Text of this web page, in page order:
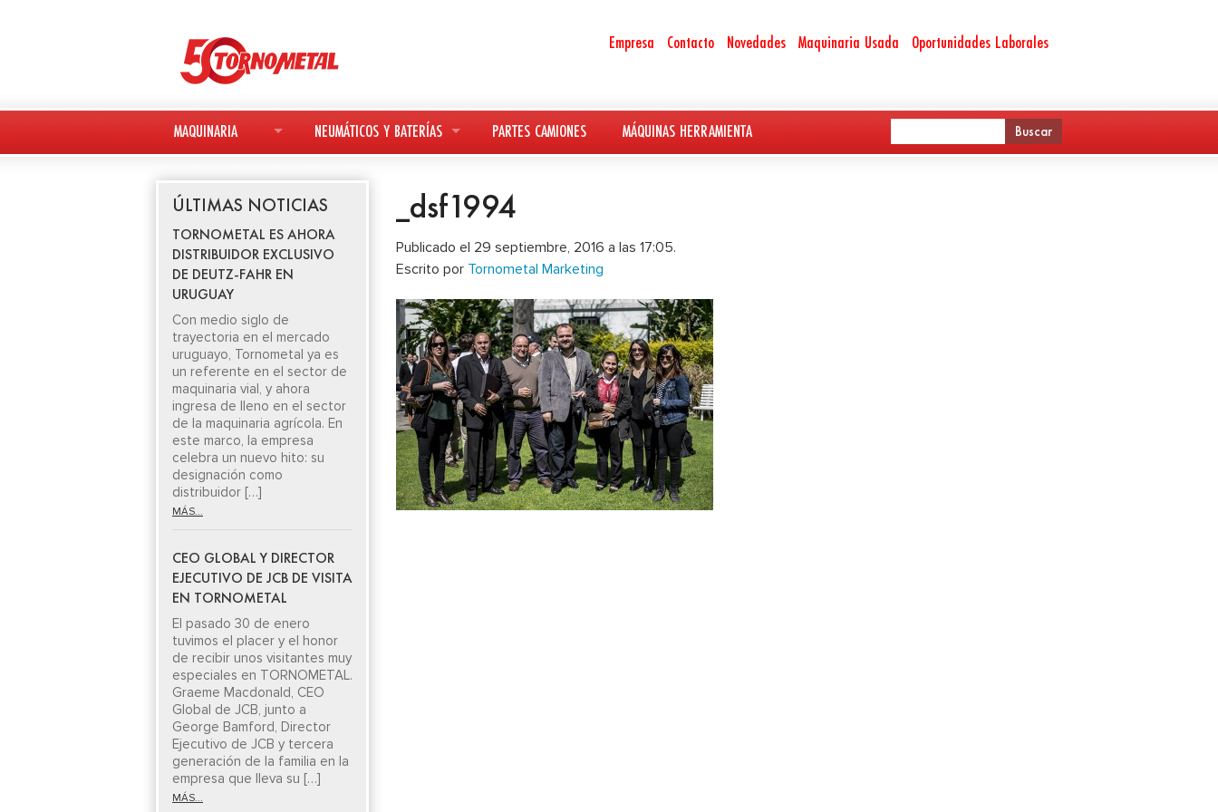
Empresa Contacto Novedades Maquinaria Usada Oportunidades Laborales
MAQUINARIA
MAQUINARIA NUEVA
MAQUINARIA USADA
DEUTZ-FAHR
AVANT
KESLA
NEUMÁTICOS Y BATERÍAS
NEUMÁTICOS
BATERÍAS
PARTES CAMIONES MÁQUINAS HERRAMIENTA
_dsf1994
Publicado el 29 septiembre, 2016 a las 17:05.
Escrito por Tornometal Marketing
ÚLTIMAS NOTICIAS
TORNOMETAL ES AHORA
DISTRIBUIDOR EXCLUSIVO
DE DEUTZ-FAHR EN
URUGUAY
Con medio siglo de
trayectoria en el mercado
uruguayo, Tornometal ya es
un referente en el sector de
maquinaria vial, y ahora
ingresa de lleno en el sector
de la maquinaria agrícola. En
este marco, la empresa
celebra un nuevo hito: su
designación como
distribuidor […]
MÁS...
CEO GLOBAL Y DIRECTOR
EJECUTIVO DE JCB DE VISITA
EN TORNOMETAL
El pasado 30 de enero
tuvimos el placer y el honor
de recibir unos visitantes muy
especiales en TORNOMETAL.
Graeme Macdonald, CEO
Global de JCB, junto a
George Bamford, Director
Ejecutivo de JCB y tercera
generación de la familia en la
empresa que lleva su […]
MÁS...